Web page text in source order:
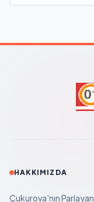
HAKKIMIZDA
Çukurova'nın Parlayan